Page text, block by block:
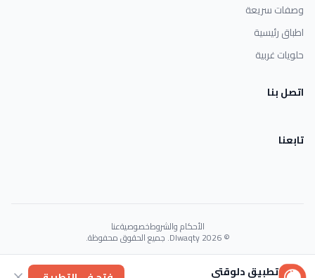
وصفات سريعة
اطباق رئيسية
حلويات غربية
اتصل بنا
تابعنا
الأحكام والشروطخصوصيةعنا
© 2026 Dlwaqty. جميع الحقوق محفوظة.
Powered byGAIT
تطبيق دلوقتي